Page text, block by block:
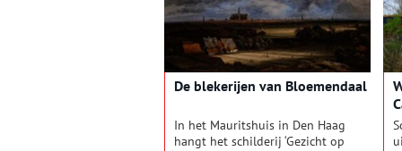
De blekerijen van Bloemendaal
In het Mauritshuis in Den Haag
hangt het schilderij ‘Gezicht op